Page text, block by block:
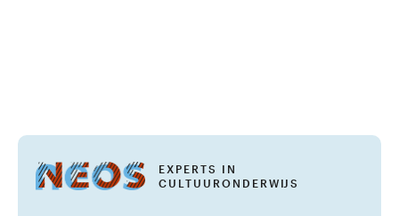
EXPERTS IN
CULTUURONDERWIJS